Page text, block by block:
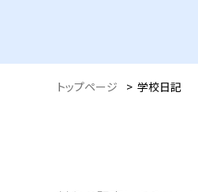
トップページ > 学校日記